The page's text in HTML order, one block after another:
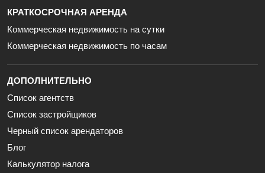
КРАТКОСРОЧНАЯ АРЕНДА
Коммерческая недвижимость на сутки
Коммерческая недвижимость по часам
ДОПОЛНИТЕЛЬНО
Список агентств
Список застройщиков
Черный список арендаторов
Блог
Калькулятор налога